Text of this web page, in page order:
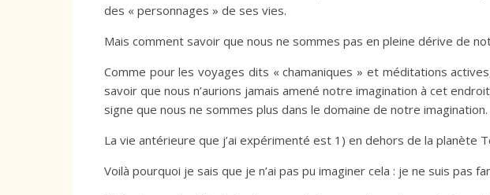
des « personnages » de ses vies.
Mais comment savoir que nous ne sommes pas en pleine dérive de
Comme pour les voyages dits « chamaniques » et méditations
savoir que nous n’aurions jamais amené notre imagination à cet
signe que nous ne sommes plus dans le domaine de notre imagination.
La vie antérieure que j’ai expérimenté est 1) en dehors de la planète
Voilà pourquoi je sais que je n’ai pas pu imaginer cela : je ne suis pas